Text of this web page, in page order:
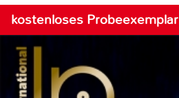
kostenloses Probeexemplar